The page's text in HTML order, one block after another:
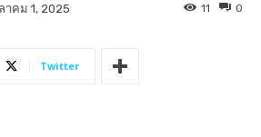
าคม 1, 2025 0
11
Twitter